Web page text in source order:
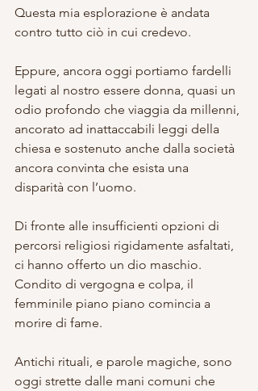
Questa mia esplorazione è andata
contro tutto ciò in cui credevo.
Eppure, ancora oggi portiamo fardelli
legati al nostro essere donna, quasi un
odio profondo che viaggia da millenni,
ancorato ad inattaccabili leggi della
chiesa e sostenuto anche dalla società
ancora convinta che esista una
disparità con l’uomo.
Di fronte alle insufficienti opzioni di
percorsi religiosi rigidamente asfaltati,
ci hanno offerto un dio maschio.
Condito di vergogna e colpa, il
femminile piano piano comincia a
morire di fame.
Antichi rituali, e parole magiche, sono
oggi strette dalle mani comuni che